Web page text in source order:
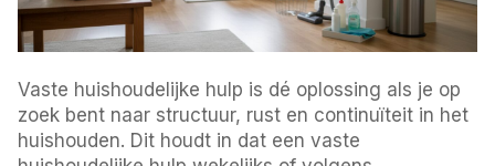
Vaste huishoudelijke hulp is dé oplossing als je op
zoek bent naar structuur, rust en continuïteit in het
huishouden. Dit houdt in dat een vaste